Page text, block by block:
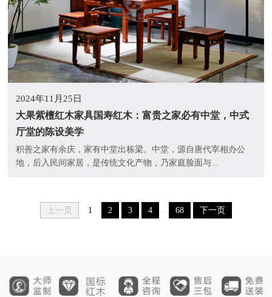
2024年11月25日
大果紫檀红木家具国寿红木：富贵之家必有中堂，中式
厅堂的陈设美学
积善之家有余庆，家有中堂出栋梁。中堂，源自唐代宰相办公
地，后入民间家居，是传统文化产物，乃家庭脸面与...
上一页 1 2 3 4 68 下一页